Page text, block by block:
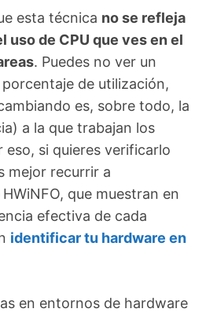
esta técnica no se refleja
uso de CPU que ves en el
. Puedes no ver un
de utilización,
es, sobre todo, la
a la que trabajan los
eso, si quieres verificarlo
mejor recurrir a
que muestran en
efectiva de cada
identificar tu hardware en
en entornos de hardware